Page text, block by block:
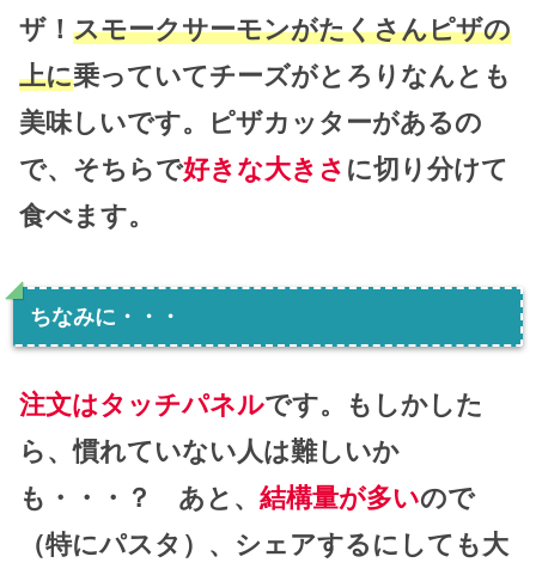
ザ！ スモークサーモンがたくさんピザの
上に乗っていてチーズがとろりなんとも
美味しいです。ピザカッターがあるの
で、そちらで好きな大きさ に切り分けて
食べます。
ちなみに・・・
注文はタッチパネルです。もしかした
ら、慣れていない人は難しいか
も・・・？ あと、 結構量が多いので
（特にパスタ）、シェアするにしても大